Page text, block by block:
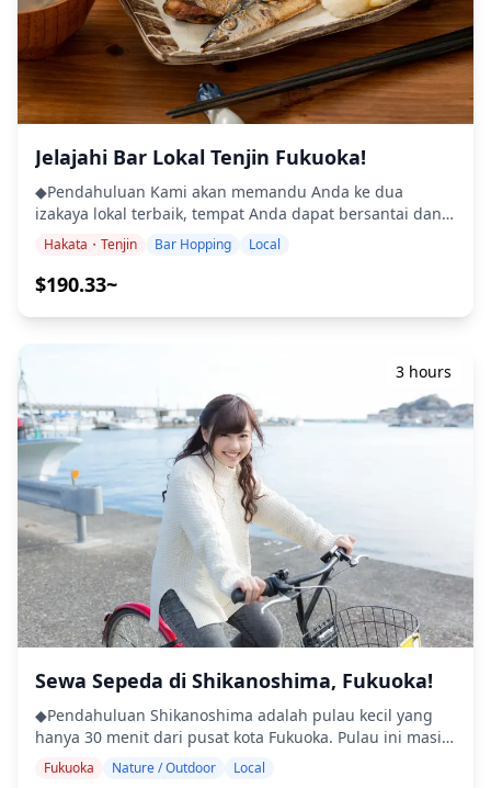
gyokuro, teh terkenal dari Fukuoka dengan rasa yang
kaya seperti espresso. ◆Info Tambahan ・Tidak dapat
diakses kursi roda ・Ini adalah tur/aktivitas pribadi.
Hanya grup Anda yang akan berpartisipasi ![]
(https://assets.hldycdn.com/experiences/
![]
(https://assets.hldycdn.com/experiences/
![]
(https://assets.hldycdn.com/experiences/
pemandu berbahasa Inggris yang efisien ・Ongkos
pelayaran sungai ・Tiket kereta api pulang pergi Tenjin-
Yanagawa ◆Tidak Termasuk ・Transportasi pribadi ・
Minuman ◆Jadwal perjalanan ・Temui Pemandu di
Stasiun Nishitetsu Fukuoka, dan naik Kereta Nishitetsu
ke Yanagawa (Pulang-pergi) ・Gerbang Air Parit Kastil
Yanagawa (3 jam) Nikmati pelayaran perahu
"donkobune", dan nikmati makan siang belut panggang
lezat yang terkenal di daerah Yanagawa ini. Pemandu
berbahasa Inggris profesional akan menemani Anda
untuk semua rencana perjalanan. ◆Info Tambahan ・
pangkuan ・Tur/aktivitas ini akan menampung maksimal
(https://assets.hldycdn.com/experiences/
(https://assets.hldycdn.com/experiences/
(https://assets.hldycdn.com/experiences/
Jelajahi Bar Lokal Tenjin Fukuoka!
◆Pendahuluan Kami akan memandu Anda ke dua
izakaya lokal terbaik, tempat Anda dapat bersantai dan
menikmati hidangan serta minuman lokal. Dengan
pemandu yang ramah, Anda akan merasa nyaman
bahkan di tempat-tempat yang mungkin tidak
dan kami akan mengurus semuanya. Nikmati
beralkohol Kami akan memperkenalkan Anda pada
minuman khas Fukuoka dan cara menikmatinya. ・
Makan malam Nikmati hidangan yang sering dimakan
penduduk setempat. ◆Tidak Termasuk ・Biaya
tambahan untuk makanan dan minuman tidak
termasuk. ◆Jadwal perjalanan Tenjin kemungkinan
merupakan area tersibuk di Fukuoka, karena penduduk
setempat menghabiskan banyak waktu di Hakata.
Meskipun ada beberapa jebakan turis, yakinlah bahwa
tempat yang kami rekomendasikan aman. Kami akan
memperkenalkan Anda ke izakaya lokal tempat Anda
dapat menikmati ikan segar, hidangan sayuran, dan
minuman. ・Izakaya pertama adalah restoran "ikan",
yang menawarkan berbagai cara untuk menikmati ikan,
seperti sashimi, ikan bakar, dan ikan rebus. Sashimi
Jepang sangat segar dan populer di kalangan penduduk
setempat, jadi pastikan untuk menikmati cita rasa
Jepang yang otentik. Selain hidangan ikan, Anda juga
akan menikmati berbagai macam minuman beralkohol,
Hakata・Tenjin Bar Hopping Local
$190.33~
3 hours
Sewa Sepeda di Shikanoshima, Fukuoka!
◆Pendahuluan Shikanoshima adalah pulau kecil yang
hanya 30 menit dari pusat kota Fukuoka. Pulau ini masih
mempertahankan suasana menawan dari desa nelayan
Fukuoka Nature / Outdoor Local